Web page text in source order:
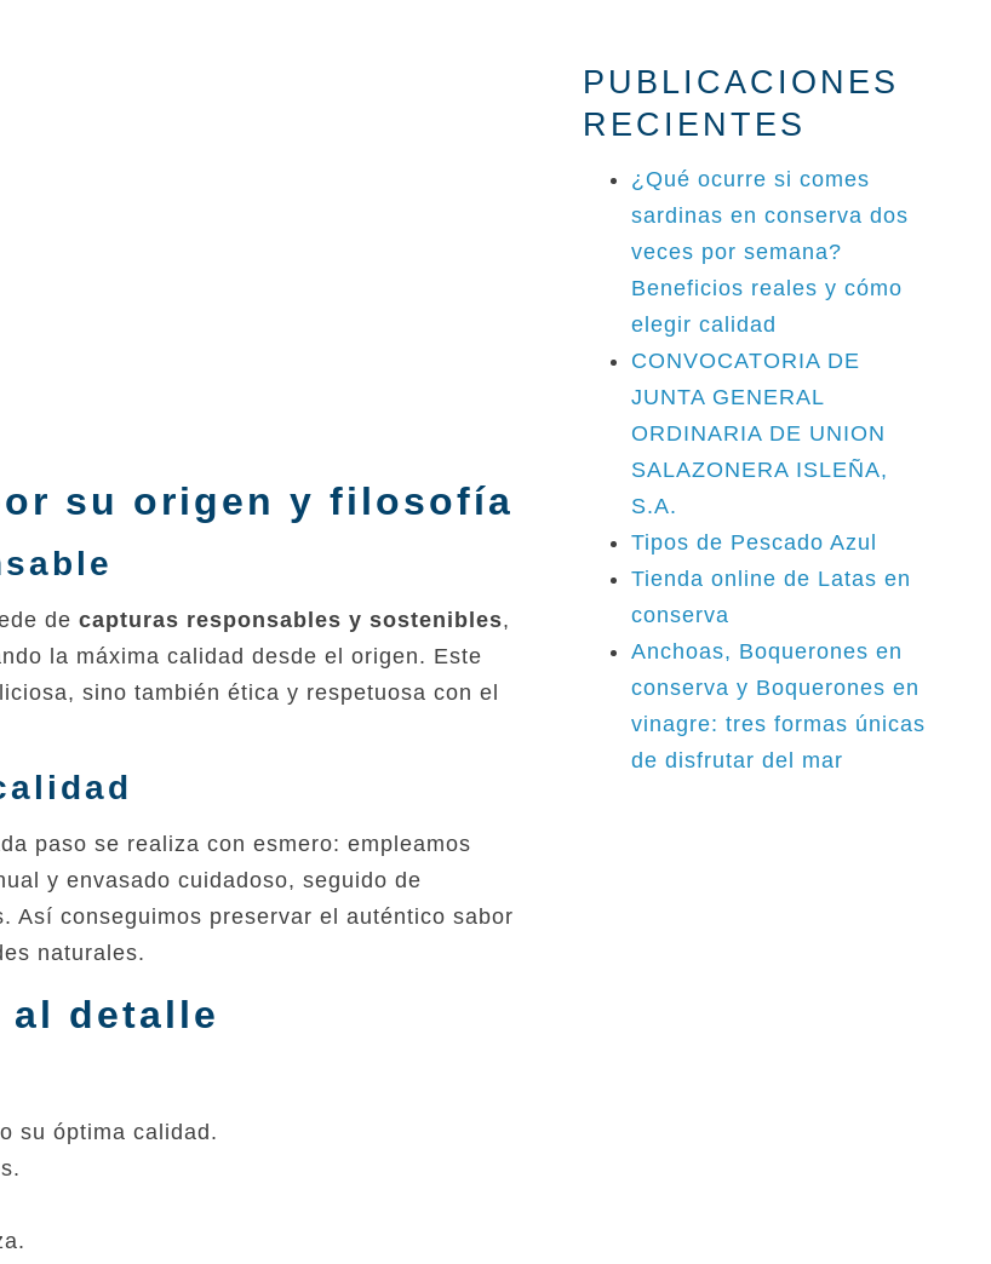
su origen y filosofía
de capturas responsables y sostenibles,
la máxima calidad desde el origen. Este
sino también ética y respetuosa con el
paso se realiza con esmero: empleamos
y envasado cuidadoso, seguido de
Así conseguimos preservar el auténtico sabor
naturales.
al detalle
su óptima calidad.
PUBLICACIONES
RECIENTES
¿Qué ocurre si comes
sardinas en conserva dos
veces por semana?
Beneficios reales y cómo
elegir calidad
CONVOCATORIA DE
JUNTA GENERAL
ORDINARIA DE UNION
SALAZONERA ISLEÑA,
S.A.
Tipos de Pescado Azul
Tienda online de Latas en
conserva
Anchoas, Boquerones en
conserva y Boquerones en
vinagre: tres formas únicas
de disfrutar del mar